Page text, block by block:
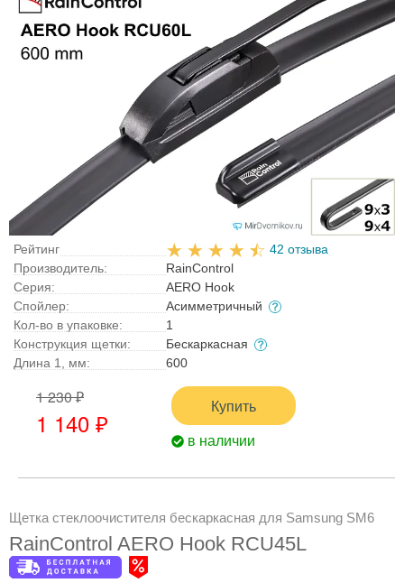
Рейтинг
42 отзыва
Производитель:
RainControl
Серия:
AERO Hook
Спойлер:
Асимметричный
Кол-во в упаковке:
1
Конструкция щетки:
Бескаркасная
Длина 1, мм:
600
1 230 ₽
1 140 ₽
Купить
в наличии
Щетка стеклоочистителя бескаркасная для Samsung SM6
RainControl AERO Hook RCU45L